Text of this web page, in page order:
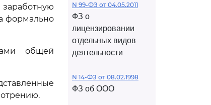
формально
общей
N 99-ФЗ от 04.05.2011
ФЗ о
лицензировании
отдельных видов
деятельности
N 14-ФЗ от 08.02.1998
ФЗ об ООО